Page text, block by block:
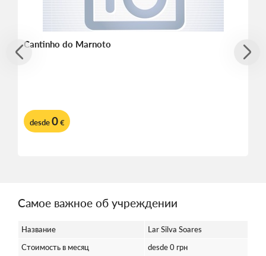
Cantinho do Marnoto
desde0€
Самое важное об учреждении
Название
Lar Silva Soares
Стоимость в месяц
desde 0 грн